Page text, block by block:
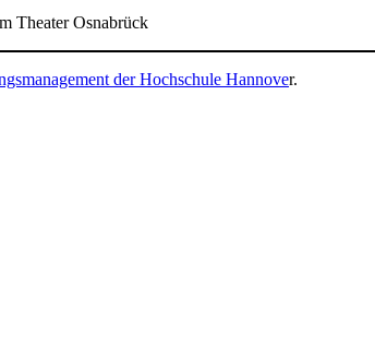
Theater Osnabrück
der Hochschule Hannover.